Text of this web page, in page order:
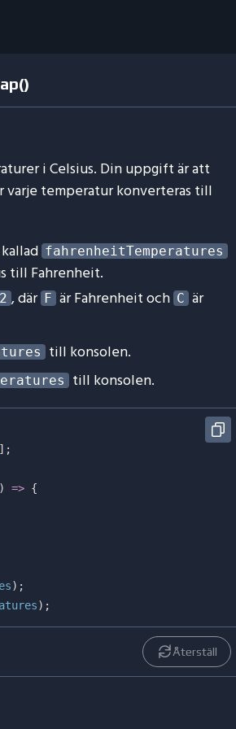
i Celsius. Din uppgift är att
varje temperatur konverteras till
fahrenheitTemperatures
till Fahrenheit.
, där F är Fahrenheit och C är
till konsolen.
till konsolen.
;
) => {
) ;
) ;
Återställ